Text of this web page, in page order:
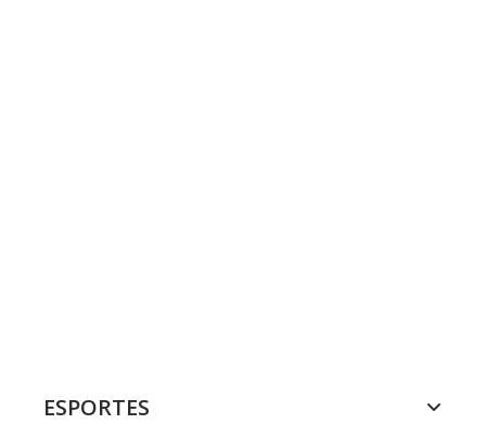
ESPORTES